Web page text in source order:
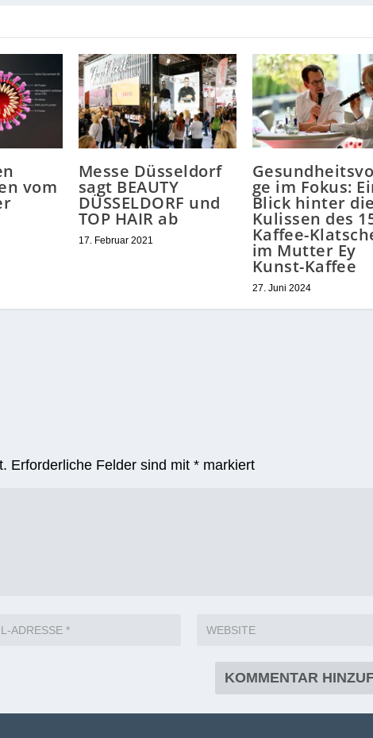
vom
Messe Düsseldorf
sagt BEAUTY
DÜSSELDORF und
TOP HAIR ab
17. Februar 2021
ge im Fokus:
Blick hinter die
Kulissen des
Kaffee-
im Mutter Ey
Kunst-Kaffee
27. Juni 2024
Erforderliche Felder sind mit* markiert